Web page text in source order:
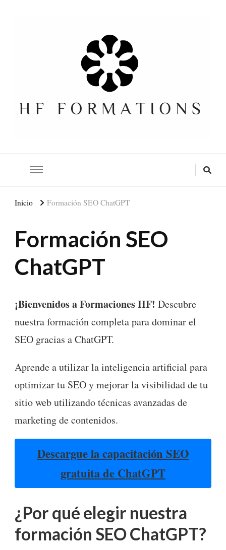
Inicio Formación SEO ChatGPT
Formación SEO
ChatGPT
¡Bienvenidos a Formaciones HF! Descubre
nuestra formación completa para dominar el
SEO gracias a ChatGPT.
Aprende a utilizar la inteligencia artificial para
optimizar tu SEO y mejorar la visibilidad de tu
sitio web utilizando técnicas avanzadas de
marketing de contenidos.
Descargue la capacitación SEO
gratuita de ChatGPT
¿Por qué elegir nuestra
formación SEO ChatGPT?